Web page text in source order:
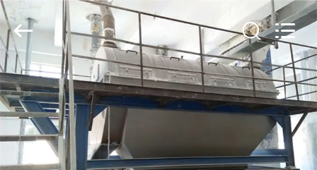
家
へ
製
supplier.
Copyright
©
2020
-
2026
Xinxiang
AAREAL
Machine
Co.,Ltd.
All
Rights
Reserved.